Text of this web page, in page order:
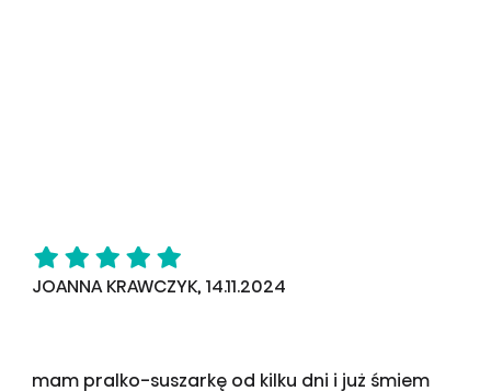
JOANNA KRAWCZYK, 14.11.2024
mam pralko-suszarkę od kilku dni i już śmiem